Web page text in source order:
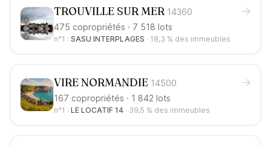
TROUVILLE SUR MER 14360
475 copropriétés · 7 518 lots
n°1 : SASU INTERPLAGES · 18,3 % des immeubles
VIRE NORMANDIE 14500
167 copropriétés · 1 842 lots
n°1 : LE LOCATIF 14 · 39,5 % des immeubles